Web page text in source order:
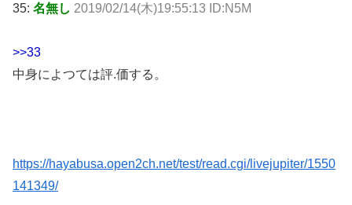
35: 名無し 2019/02/14(木)19:55:13 ID:N5M
>>33
中身によつては評.価する。
https://hayabusa.open2ch.net/test/read.cgi/livejupiter/1550
141349/